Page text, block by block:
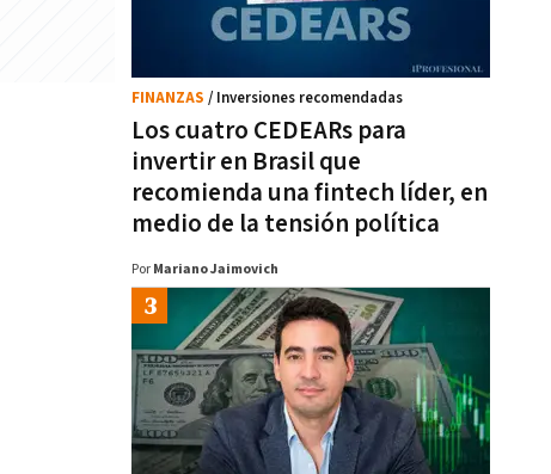
Los cuatro CEDEARs para
invertir en Brasil que
recomienda una fintech líder, en
medio de la tensión política
FINANZAS / Inversiones recomendadas
Por Mariano Jaimovich